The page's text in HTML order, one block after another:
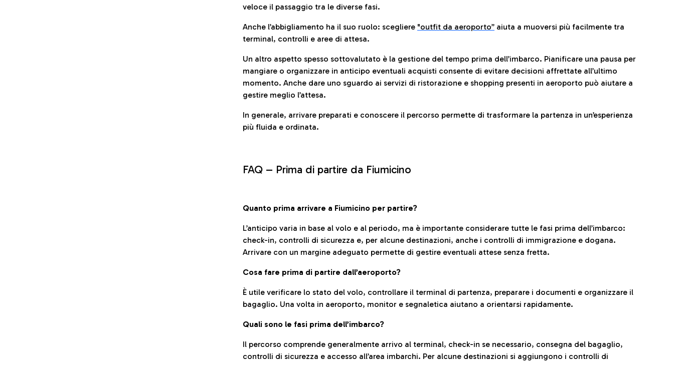
veloce il passaggio tra le diverse fasi.
Anche l’abbigliamento ha il suo ruolo: scegliere "outfit da aeroporto” aiuta a muoversi più facilmente tra
terminal, controlli e aree di attesa.
Un altro aspetto spesso sottovalutato è la gestione del tempo prima dell’imbarco. Pianificare una pausa per
mangiare o organizzare in anticipo eventuali acquisti consente di evitare decisioni affrettate all’ultimo
momento. Anche dare uno sguardo ai servizi di ristorazione e shopping presenti in aeroporto può aiutare a
gestire meglio l’attesa.
In generale, arrivare preparati e conoscere il percorso permette di trasformare la partenza in un’esperienza
più fluida e ordinata.
FAQ – Prima di partire da Fiumicino
Quanto prima arrivare a Fiumicino per partire?
L’anticipo varia in base al volo e al periodo, ma è importante considerare tutte le fasi prima dell’imbarco:
check-in, controlli di sicurezza e, per alcune destinazioni, anche i controlli di immigrazione e dogana.
Arrivare con un margine adeguato permette di gestire eventuali attese senza fretta.
Cosa fare prima di partire dall’aeroporto?
È utile verificare lo stato del volo, controllare il terminal di partenza, preparare i documenti e organizzare il
bagaglio. Una volta in aeroporto, monitor e segnaletica aiutano a orientarsi rapidamente.
Quali sono le fasi prima dell’imbarco?
Il percorso comprende generalmente arrivo al terminal, check-in se necessario, consegna del bagaglio,
controlli di sicurezza e accesso all’area imbarchi. Per alcune destinazioni si aggiungono i controlli di